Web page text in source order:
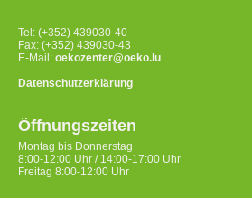
Tel: (+352) 439030-40
Fax: (+352) 439030-43
E-Mail: oekozenter@oeko.lu
Datenschutzerklärung
Öffnungszeiten
Montag bis Donnerstag
8:00-12:00 Uhr / 14:00-17:00 Uhr
Freitag 8:00-12:00 Uhr